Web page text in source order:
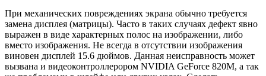
При механических повреждениях экрана обычно требуется
замена дисплея (матрицы). Часто в таких случаях дефект явно
выражен в виде характерных полос на изображении, либо
вместо изображения. Не всегда в отсутствии изображения
виновен дисплей 15.6 дюймов. Данная неисправность может
вызвана и видеоконтроллерором NVIDIA GeForce 820M, а так